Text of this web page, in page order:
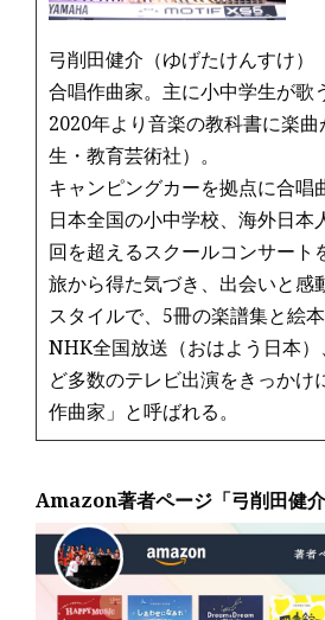
弓削田健介（ゆげたけんすけ）
合唱作曲家。主に小中学生が歌
2020年より音楽の教科書に楽
生・教育芸術社）。
キャンピングカーを拠点に合唱
日本全国の小中学校、海外日本
回を超えるスクールコンサート
旅から得た気づき、出会いと感
スタイルで、5冊の楽譜集と絵本
NHK全国放送（おはよう日本
ど多数のテレビ出演をきっかけ
作曲家」と呼ばれる。
Amazon著者ページ「弓削田健介